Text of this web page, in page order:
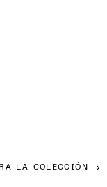
LA COLECCIÓN